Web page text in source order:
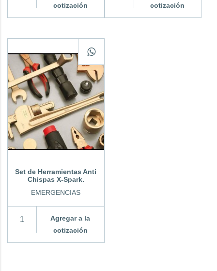
cotización
cotización
Set de Herramientas Anti
Chispas X-Spark.
EMERGENCIAS
Agregar a la
cotización